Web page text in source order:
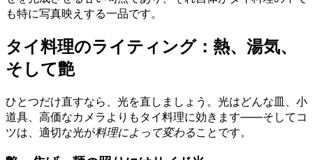
も特に写真映えする一品です。
タイ料理のライティング：熱、湯気、
そして艶
ひとつだけ直すなら、光を直しましょう。光はどんな皿、小
道具、高価なカメラよりもタイ料理に効きます——そしてコ
ツは、適切な光が料理によって変わることです。